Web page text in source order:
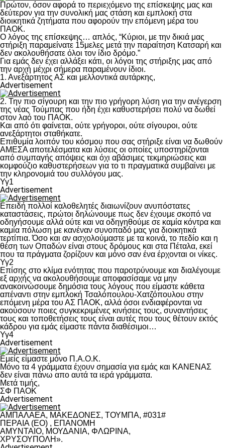
Πρώτον, όσον αφορά το περιεχόμενο της επίσκεψης μας και
δεύτερον για την συνολική μας στάση και εμπλοκή στα
διοικητικά ζητήματα που αφορούν την επόμενη μέρα του
ΠΑΟΚ.
Ο λόγος της επίσκεψης… απλός, “Κύριοι, με την δικιά μας
στήριξη παραμείνατε 15μελες μετά την παραίτηση Κατσαρή και
δεν ακολουθήσατε όλοι τον ίδιο δρόμο.”
Για εμάς δεν έχει αλλάξει κάτι, οι λόγοι της στήριξης μας από
την αρχή μέχρι σήμερα παραμένουν ίδιοι.
1. Ανεξάρτητος ΑΣ και μελλοντικά αυτάρκης,
Advertisement
2. Την πιο σίγουρη και την πιο γρήγορη λύση για την ανέγερση
της νέας Τούμπας που ήδη έχει καθυστερήσει πολύ να δωθεί
στον λαό του ΠΑΟΚ.
Και από ότι φαίνεται, ούτε γρήγοροι, ούτε σίγουροι, ούτε
ανεξάρτητοι σταθήκατε.
Επιθυμία λοιπόν του κόσμου που σας στήριξε είναι να δωθούν
ΑΜΕΣΑ αποτελέσματα και λύσεις οι οποίες υποστηρίζονται
από συμπαγής απόψεις και όχι αβάσιμες τεκμηριώσεις και
κομφούζιο καθυστερήσεων για το τι πραγματικά συμβαίνει με
την κληρονομιά του συλλόγου μας.
Υγ1
Advertisement
Επειδή πολλοί καλοθελητές διαιωνίζουν ανυπόστατες
καταστάσεις, πρώτοι δηλώνουμε πως δεν έχουμε σκοπό να
οδηγήσουμε αλλά ούτε και να οδηγηθούμε σε καμία κόντρα και
καμία πόλωση με κανέναν συνοπαδό μας για διοικητικά
τερτίπια. Όσο και αν ασχολούμαστε με τα κοινά, το πεδίο και η
θέση των Οπαδών είναι στους δρόμους και στα Πέταλα, εκεί
που τα πράγματα ζορίζουν και μόνο σαν ένα έρχονται οι νίκες.
Υγ2
Επίσης στο κλίμα ενότητας που παροτρύνουμε και διαλέγουμε
εξ αρχής να ακολουθήσουμε αποφασίσαμε να μην
ανακοινώσουμε δημόσια τους λόγους που είμαστε κάθετα
απέναντι στην εμπλοκή Τσαλόπουλου-Χατζόπουλου στην
επόμενη μέρα του ΑΣ ΠΑΟΚ, αλλά όσοι ενδιαφέρονται να
ακούσουν ποιες συγκεκριμένες κινήσεις τους, συναντήσεις
τους και τοποθετήσεις τους είναι αυτές που τους θέτουν εκτός
κάδρου για εμάς είμαστε πάντα διαθέσιμοι…
Υγ4
Advertisement
Εμείς είμαστε μόνο Π.Α.Ο.Κ.
Μόνο τα 4 γράμματα έχουν σημασία για εμάς και ΚΑΝΕΝΑΣ
δεν είναι πάνω απο αυτά τα ιερά γράμματα.
Μετά τιμής,
ΣΦ ΠΑΟΚ
Advertisement
ΑΜΠΑΛΑΕΑ, ΜΑΚΕΔΟΝΕΣ, ΤΟΥΜΠΑ, #031#
ΠΕΡΑΙΑ (ΕΟ) , ΕΠΑΝΟΜΗ
ΑΜΥΝΤΑΙΟ, ΜΟΥΔΑΝΙΑ, ΦΛΩΡΙΝΑ,
ΧΡΥΣΟΥΠΟΛΗ».